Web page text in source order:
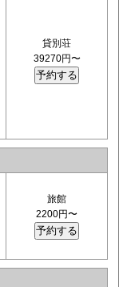
貸別荘
39270円〜
旅館
2200円〜